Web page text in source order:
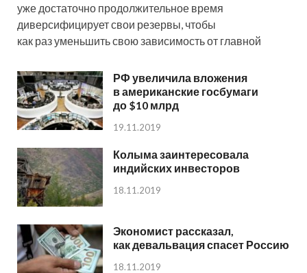
уже достаточно продолжительное время
диверсифицирует свои резервы, чтобы
как раз уменьшить свою зависимость от главной
РФ увеличила вложения
в американские госбумаги
до $10 млрд
19.11.2019
Колыма заинтересовала
индийских инвесторов
18.11.2019
Экономист рассказал,
как девальвация спасет Россию
18.11.2019